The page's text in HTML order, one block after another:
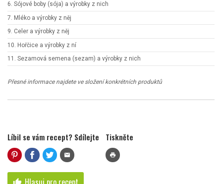
6. Sójové boby (sója) a výrobky z nich
7. Mléko a výrobky z něj
9. Celer a výrobky z něj
10. Hořčice a výrobky z ní
11. Sezamová semena (sezam) a výrobky z nich
Přesné informace najdete ve složení konkrétních produktů
Líbil se vám recept? Sdílejte
mail
Tiskněte
print
thumb_up